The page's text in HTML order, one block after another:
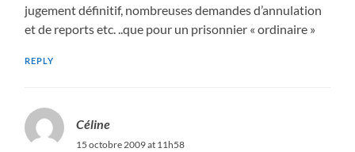
jugement définitif, nombreuses demandes d’annulation
et de reports etc. ..que pour un prisonnier « ordinaire »
REPLY
Céline
15 octobre 2009 at 11h58